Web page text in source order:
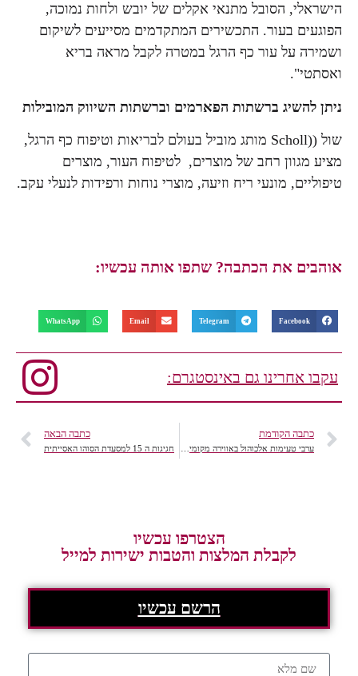
הישראלי, הסובל מתנאי אקלים של יובש ולחות נמוכה,
הפוגעים בעור. התכשירים המתקדמים מסייעים לשיקום
ושמירה על עור כף הרגל במטרה לקבל מראה בריא
ואסתטי".
ניתן להשיג ברשתות הפארמים וברשתות השיווק המובילות
שול ((Scholl מותג מוביל בעולם לבריאות וטיפוח כף הרגל,
מציע מגוון רחב של מוצרים, לטיפוח העור, מוצרים
טיפוליים, מונעי ריח וזיעה, מוצרי נוחות ורפידות לנעלי עקב.
אוהבים את הכתבה? שתפו אותה עכשיו:
Facebook
Telegram
Email
WhatsApp
עקבו אחרינו גם באינסטגרם:
כתבה הקודמת
ערבי טעימות אלכוהול באווירה מקומית- חנות המשקאות "משיח"
כתבה הבאה
חגיגות ה 15 למסעדת הסוהו האסייתית
הצטרפו עכשיו
לקבלת המלצות והטבות ישירות למייל
הרשם עכשיו